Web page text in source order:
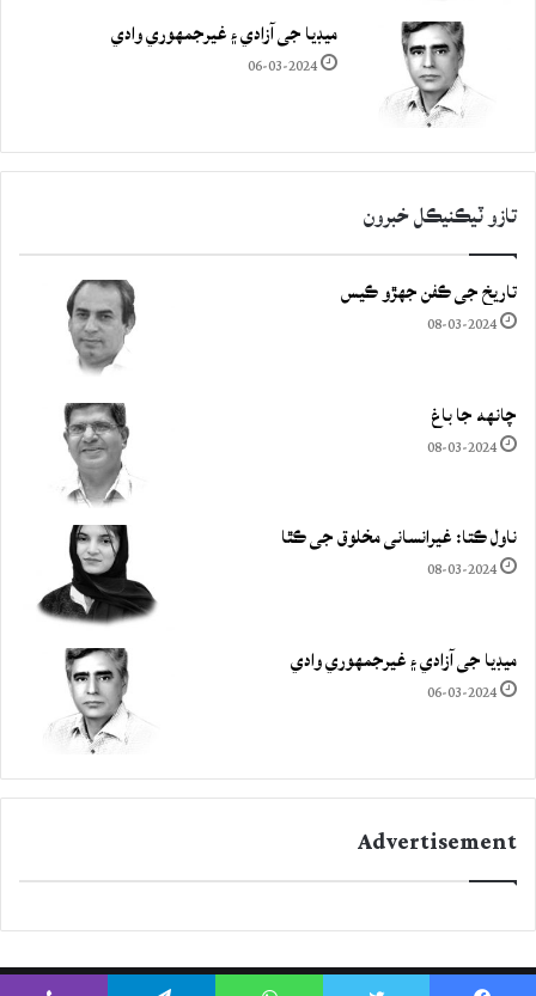
ميڊيا جي آزادي ۽ غيرجمھوري وادي
06-03-2024
تازو ٽيڪنيڪل خبرون
تاريخ جي ڪفن جھڙو ڪيس
08-03-2024
چانهه جا باغ
08-03-2024
ناول ڪتا: غيرانساني مخلوق جي ڪٿا
08-03-2024
ميڊيا جي آزادي ۽ غيرجمھوري وادي
06-03-2024
Advertisement